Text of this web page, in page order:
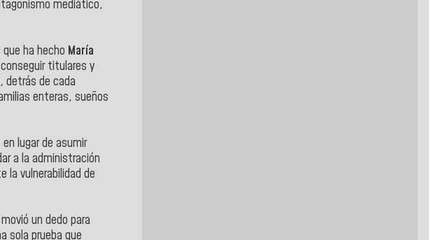
mediático,
ha hecho María
titulares y
detrás de cada
enteras, sueños
lugar de asumir
a la administración
la vulnerabilidad de
un dedo para
sola prueba que